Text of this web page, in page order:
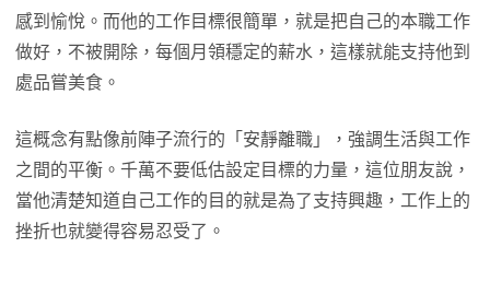
感到愉悅。而他的工作目標很簡單，就是把自己的本職工作
做好，不被開除，每個月領穩定的薪水，這樣就能支持他到
處品嘗美食。
這概念有點像前陣子流行的「安靜離職」，強調生活與工作
之間的平衡。千萬不要低估設定目標的力量，這位朋友說，
當他清楚知道自己工作的目的就是為了支持興趣，工作上的
挫折也就變得容易忍受了。